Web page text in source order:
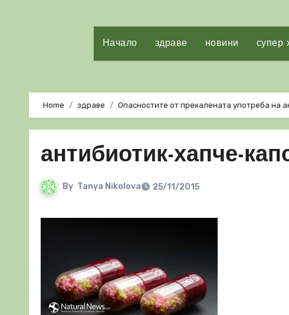
Начало здраве новини супер
Home здраве Опасностите от прекалената употреба на
антибиотик-хапче-
By Tanya Nikolova 25/11/2015